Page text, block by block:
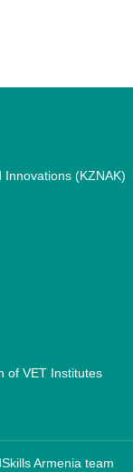
(KZNAK)
of VET Institutes
Armenia team